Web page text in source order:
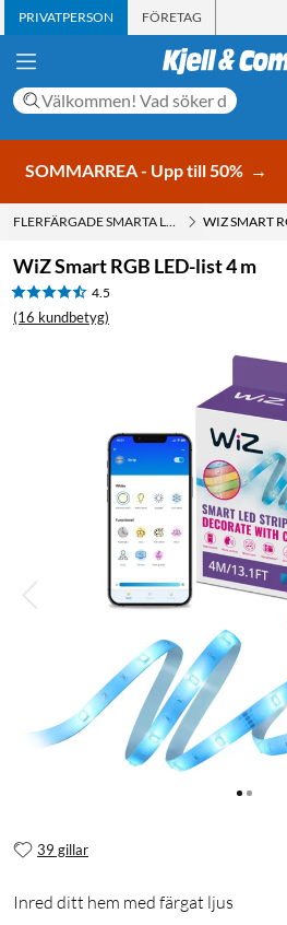
PRIVATPERSON FÖRETAG
SOMMARREA - Upp till 50% →
FLERFÄRGADE SMARTA LAMPOR
WiZ Smart RGB LED-list 4 m
4.5
(16 kundbetyg)
39 gillar
Inred ditt hem med färgat ljus